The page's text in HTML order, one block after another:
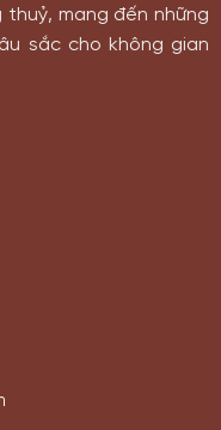
mang đến những
sắc cho không gian